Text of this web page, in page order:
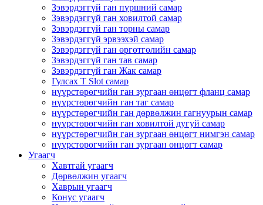
Зэвэрдэггүй ган пүршний самар
Зэвэрдэггүй ган ховилтой самар
Зэвэрдэггүй ган торны самар
Зэвэрдэггүй эрвээхэй самар
Зэвэрдэггүй ган өргөтгөлийн самар
Зэвэрдэггүй ган тав самар
Зэвэрдэггүй ган Жак самар
Гулсах T Slot самар
нүүрстөрөгчийн ган зургаан өнцөгт фланц самар
нүүрстөрөгчийн ган таг самар
нүүрстөрөгчийн ган дөрвөлжин гагнуурын самар
нүүрстөрөгчийн ган ховилтой дугуй самар
нүүрстөрөгчийн ган зургаан өнцөгт нимгэн самар
нүүрстөрөгчийн ган зургаан өнцөгт самар
Угаагч
Хавтгай угаагч
Дөрвөлжин угаагч
Хаврын угаагч
Конус угаагч